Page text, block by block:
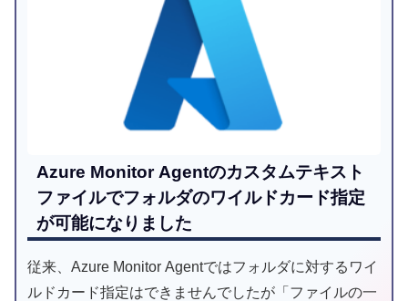
Azure Monitor Agentのカスタムテキスト
ファイルでフォルダのワイルドカード指定
が可能になりました
従来、Azure Monitor Agentではフォルダに対するワイ
ルドカード指定はできませんでしたが「ファイルの一